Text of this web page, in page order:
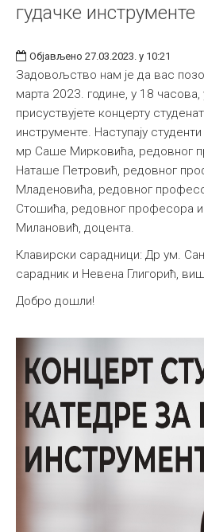
гудачке инструменте
Објављено 27.03.2023. у 10:21
Задовољство нам је да вас
марта 2023. године, у 18
присуствујете концерту
инструменте. Наступају
мр Саше Мирковића, редовног
Наташе Петровић, редовног
Младеновића, редовног
Стошића, редовног професора
Милановић, доцента.
Клавирски сарадници: Др ум.
сарадник и Невена Глигорић,
Добро дошли!